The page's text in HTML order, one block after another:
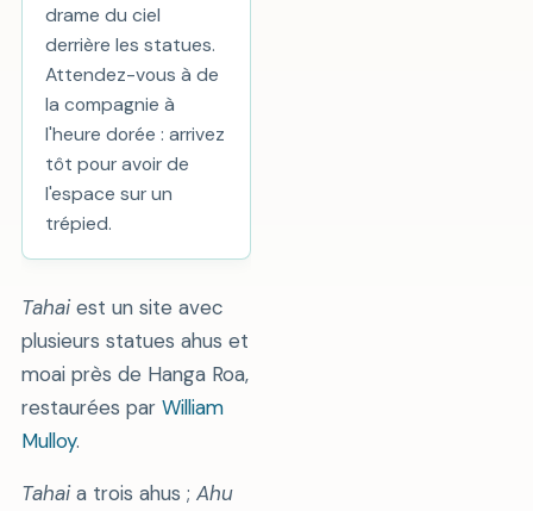
drame du ciel
derrière les statues.
Attendez-vous à de
la compagnie à
l'heure dorée : arrivez
tôt pour avoir de
l'espace sur un
trépied.
Tahaiest un site avec
plusieurs statues ahus et
moai près de Hanga Roa,
restaurées par William
Mulloy.
Tahaia trois ahus ; Ahu